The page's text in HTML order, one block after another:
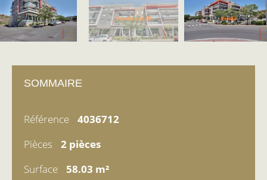
SOMMAIRE
Référence
4036712
Pièces
2 pièces
Surface
58.03 m²